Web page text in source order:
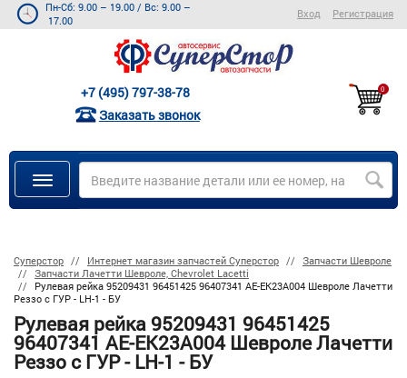
Пн-Сб: 9.00 – 19.00 / Вс: 9.00 –
17.00
Вход Регистрация
+7 (495) 797-38-78
Заказать звонок
0
Суперстор Интернет магазин запчастей Суперстор
Запчасти Шевроле
Запчасти Лачетти Шевроле, Chevrolet Lacetti
Рулевая рейка 95209431 96451425 96407341 AE-EK23A004 Шевроле Лачетти
Реззо с ГУР - LH-1 - БУ
Рулевая рейка 95209431 96451425
96407341 AE-EK23A004 Шевроле Лачетти
Реззо с ГУР - LH-1 - БУ